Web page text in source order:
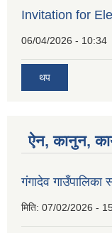
Invitation for
06/04/2026 - 10:34
थप
ऐन, कानुन,
गंगादेव
मिति: 07/02/2026 -